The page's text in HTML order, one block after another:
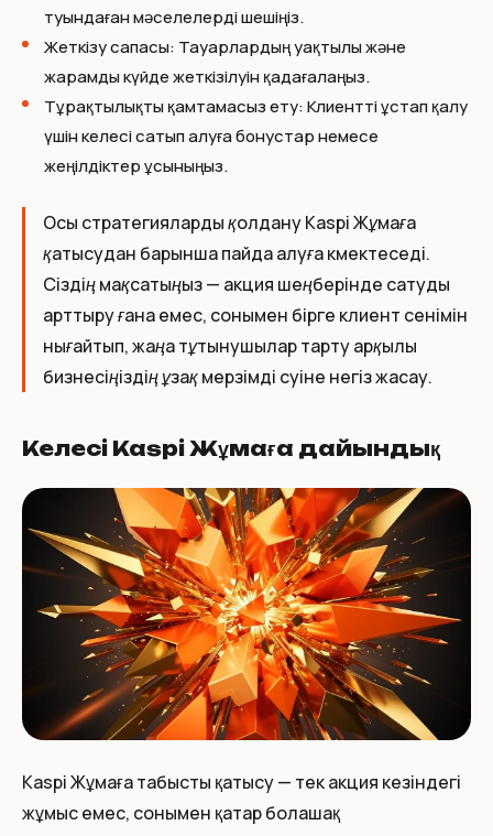
туындаған мәселелерді шешіңіз.
Жеткізу сапасы: Тауарлардың уақтылы және
жарамды күйде жеткізілуін қадағалаңыз.
Тұрақтылықты қамтамасыз ету: Клиентті ұстап қалу
үшін келесі сатып алуға бонустар немесе
жеңілдіктер ұсыныңыз.
Осы стратегияларды қолдану Kaspi Жұмаға
қатысудан барынша пайда алуға көмектеседі.
Сіздің мақсатыңыз — акция шеңберінде сатуды
арттыру ғана емес, сонымен бірге клиент сенімін
нығайтып, жаңа тұтынушылар тарту арқылы
бизнесіңіздің ұзақ мерзімді өсуіне негіз жасау.
Келесі Kaspi Жұмаға дайындық
Kaspi Жұмаға табысты қатысу — тек акция кезіндегі
жұмыс емес, сонымен қатар болашақ